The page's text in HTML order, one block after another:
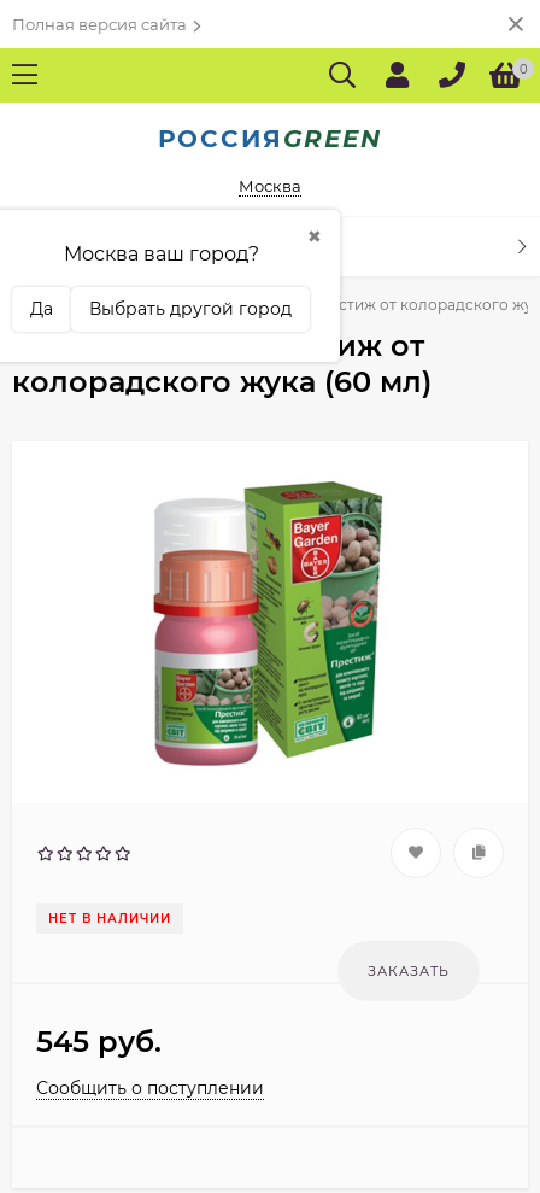
Полная версия сайта
0
РОССИЯ GREEN
Москва
✖
Москва ваш город?
Да Выбрать другой город
КАТАЛОГ ТОВАРОВ
Инсектициды Протравитель Престиж от колорадского
Протравитель Престиж от
колорадского жука (60 мл)
НЕТ В НАЛИЧИИ
545 руб.
Сообщить о поступлении